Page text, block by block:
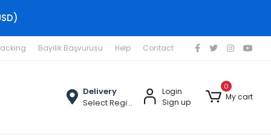
Bayilik Başvurusu Help Contact
Delivery
Select Region
Login
Sign up
0
My cart